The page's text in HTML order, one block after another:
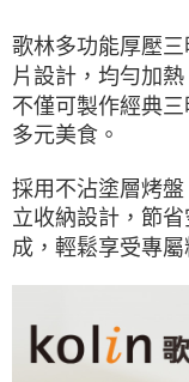
歌林多功能厚壓
片設計，均勻加
不僅可製作經典
多元美食。
採用不沾塗層烤
立收納設計，節
成，輕鬆享受專屬